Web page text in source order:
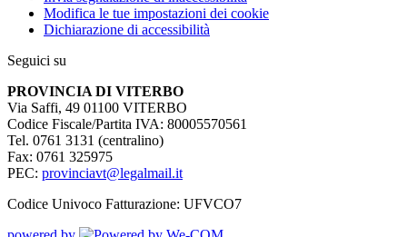
Modifica le tue impostazioni dei cookie
Dichiarazione di accessibilità
Seguici su
PROVINCIA DI VITERBO
Via Saffi, 49 01100 VITERBO
Codice Fiscale/Partita IVA: 80005570561
Tel. 0761 3131 (centralino)
Fax: 0761 325975
PEC: provinciavt@legalmail.it
Codice Univoco Fatturazione: UFVCO7